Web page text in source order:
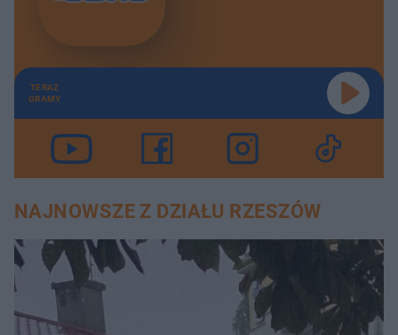
TERAZ
GRAMY
NAJNOWSZE Z DZIAŁU RZESZÓW